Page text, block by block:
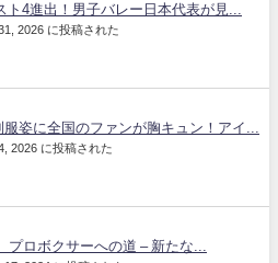
ト4進出！男子バレー日本代表が見...
2026 に投稿された
姿に全国のファンが胸キュン！アイ...
2026 に投稿された
プロボクサーへの道 – 新たな...